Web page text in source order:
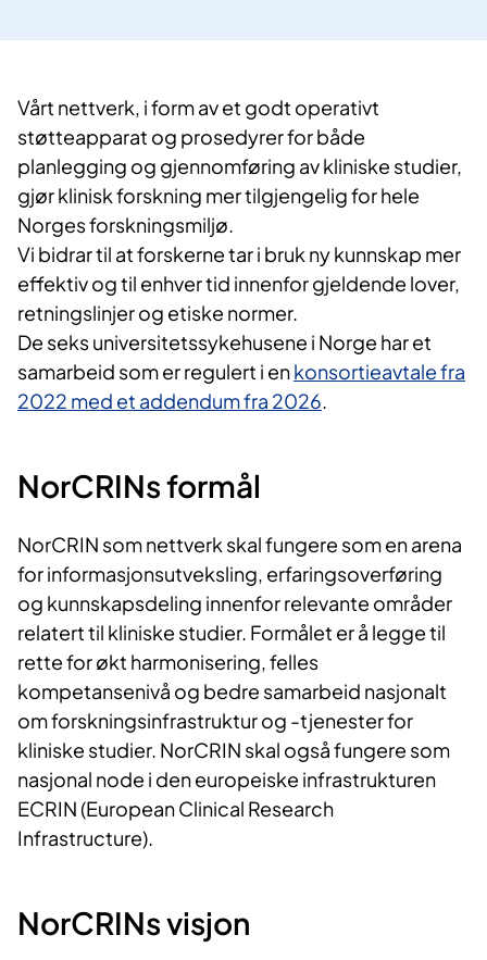
Vårt nettverk, i form av et godt operativt
støtteapparat og prosedyrer for både
planlegging og gjennomføring av kliniske studier,
gjør klinisk forskning mer tilgjengelig for hele
Norges forskningsmiljø.
Vi bidrar til at forskerne tar i bruk ny kunnskap mer
effektiv og til enhver tid innenfor gjeldende lover,
retningslinjer og etiske normer.
De seks universitetssykehusene i Norge har et
samarbeid som er regulert i enkonsortieavtale fra
2022 med et addendum fra 2026.
NorCRINs formål
NorCRIN som nettverk skal fungere som en arena
for informasjonsutveksling, erfaringsoverføring
og kunnskapsdeling innenfor relevante områder
relatert til kliniske studier. Formålet er å legge til
rette for økt harmonisering, felles
kompetansenivå og bedre samarbeid nasjonalt
om forskningsinfrastruktur og -tjenester for
kliniske studier. NorCRIN skal også fungere som
nasjonal node i den europeiske infrastrukturen
ECRIN (European Clinical Research
Infrastructure).
NorCRINs visjon